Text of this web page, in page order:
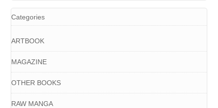
Categories
ARTBOOK
MAGAZINE
OTHER BOOKS
RAW MANGA